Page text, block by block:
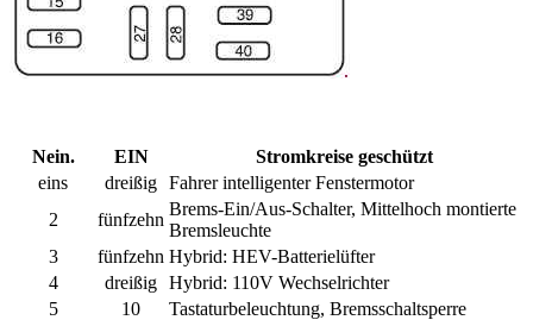
Nein. EIN
Stromkreise geschützt
eins
dreißig Fahrer intelligenter Fenstermotor
2
fünfzehn
Brems-Ein/Aus-Schalter, Mittelhoch montierte
Bremsleuchte
3
fünfzehn Hybrid: HEV-Batterielüfter
4
dreißig Hybrid: 110V Wechselrichter
5
10
Tastaturbeleuchtung, Bremsschaltsperre